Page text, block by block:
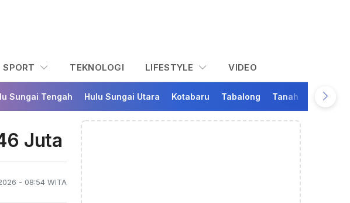
SPORT TEKNOLOGI LIFESTYLE VIDEO
Sungai Tengah Hulu Sungai Utara Kotabaru Tabalong Tanah Bumbu
Juta
- 08:54 WITA